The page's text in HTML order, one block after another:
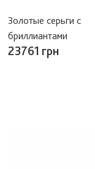
Золотые серьги с
бриллиантами
23761 грн